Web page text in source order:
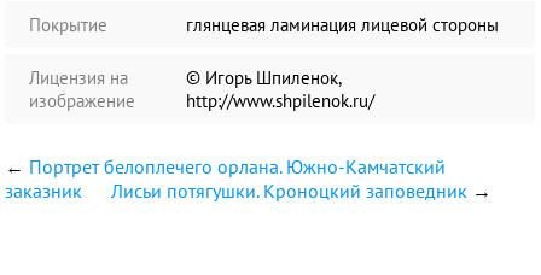
Покрытие глянцевая ламинация лицевой стороны
Лицензия на
изображение
© Игорь Шпиленок,
http://www.shpilenok.ru/
← Портрет белоплечего орлана. Южно-Камчатский
заказник
Лисьи потягушки. Кроноцкий заповедник →